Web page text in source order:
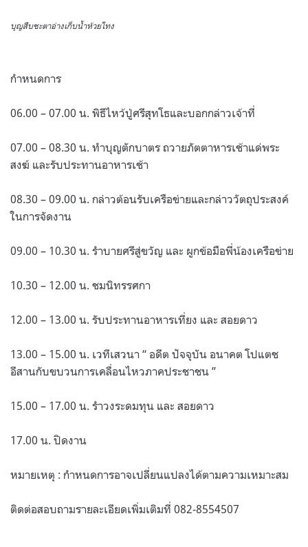
บุญสืบชะตาอ่างเก็บน้ำห้วยโทง
กำหนดการ
06.00 – 07.00 น. พิธีไหว้ปู่ศรีสุทโธและบอกกล่าวเจ้าที่
07.00 – 08.30 น. ทำบุญตักบาตร ถวายภัตตาหารเช้าแด่พระ
สงฆ์ และรับประทานอาหารเช้า
08.30 – 09.00 น. กล่าวต้อนรับเครือข่ายและกล่าววัตถุประสงค์
ในการจัดงาน
09.00 – 10.30 น. รำบายศรีสู่ขวัญ และ ผูกข้อมือพี่น้องเครือข่าย
10.30 – 12.00 น. ชมนิทรรศกา
12.00 – 13.00 น. รับประทานอาหารเที่ยง และ สอยดาว
13.00 – 15.00 น. เวทีเสวนา “ อดีต ปัจจุบัน อนาคต โปแตช
อีสานกับขบวนการเคลื่อนไหวภาคประชาชน ”
15.00 – 17.00 น. รำวงระดมทุน และ สอยดาว
17.00 น. ปิดงาน
หมายเหตุ : กำหนดการอาจเปลี่ยนแปลงได้ตามความเหมาะสม
ติดต่อสอบถามรายละเอียดเพิ่มเติมที่ 082-8554507